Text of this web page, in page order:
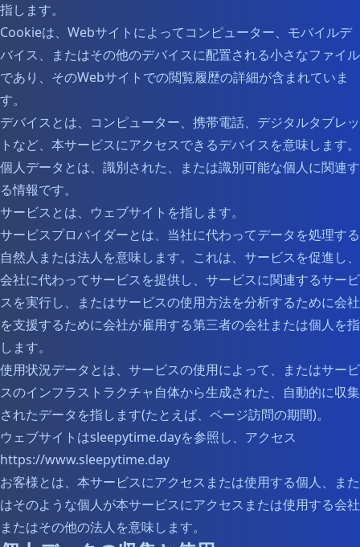
指します。
Cookieは、Webサイトによってコンピューター、モバイルデ
バイス、またはその他のデバイスに配置される小さなファイル
であり、そのWebサイトでの閲覧履歴の詳細が含まれていま
す。
デバイスとは、コンピューター、携帯電話、デジタルタブレッ
トなど、本サービスにアクセスできるデバイスを意味します。
個人データとは、識別された、または識別可能な個人に関連す
る情報です。
サービスとは、ウェブサイトを指します。
サービスプロバイダーとは、当社に代わってデータを処理する
自然人または法人を意味します。これは、サービスを促進し、
会社に代わってサービスを提供し、サービスに関連するサービ
スを実行し、またはサービスの使用方法を分析するために会社
を支援するために会社が雇用する第三者の会社または個人を指
します。
使用状況データとは、サービスの使用によって、またはサービ
スのインフラストラクチャ自体から生成された、自動的に収集
されたデータを指します(たとえば、ページ訪問の期間)。
ウェブサイトはsleepytime.dayを参照し、アクセス
https://www.sleepytime.day
お客様とは、本サービスにアクセスまたは使用する個人、また
はそのような個人が本サービスにアクセスまたは使用する会社
またはその他の法人を意味します。